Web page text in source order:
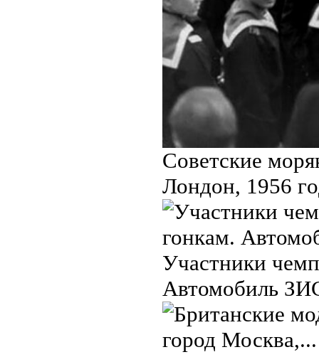
Coвeтские
Лондон, 1956
Участники
Автомобиль